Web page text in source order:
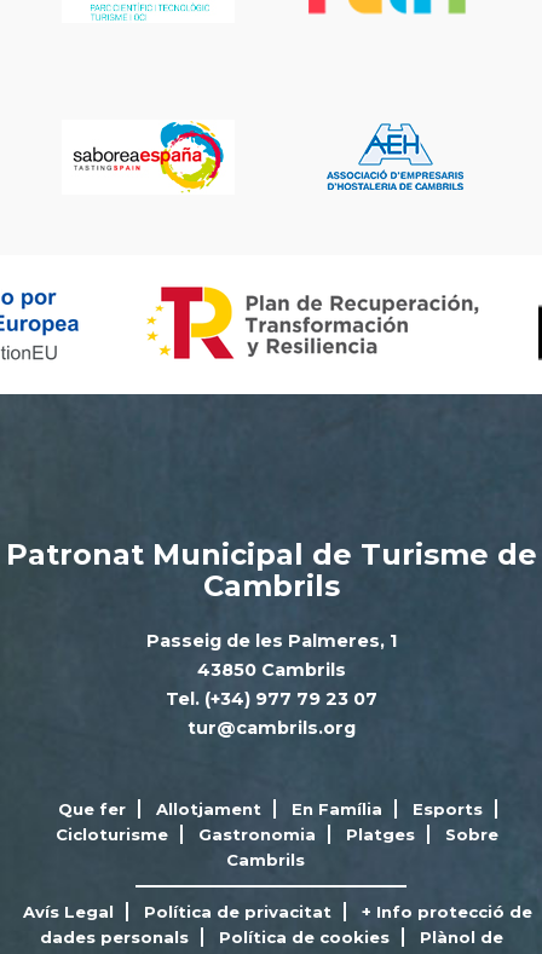
Patronat Municipal de Turisme de
Cambrils
Passeig de les Palmeres, 1
43850 Cambrils
Tel. (+34) 977 79 23 07
tur@cambrils.org
Que fer Allotjament En Família
Esports
Cicloturisme
Gastronomia Platges
Sobre
Cambrils
Avís Legal Política de privacitat
+ Info protecció de
dades personals
Política de cookies
Plànol de